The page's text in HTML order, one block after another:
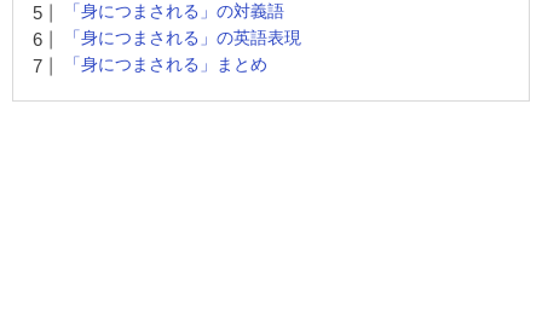
「身につまされる」の対義語
「身につまされる」の英語表現
「身につまされる」まとめ